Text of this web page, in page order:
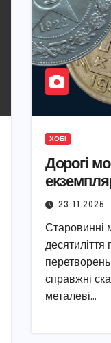
ХОБІ
Дорогі
23.11.2025
десятиліття
справжні
металеві…